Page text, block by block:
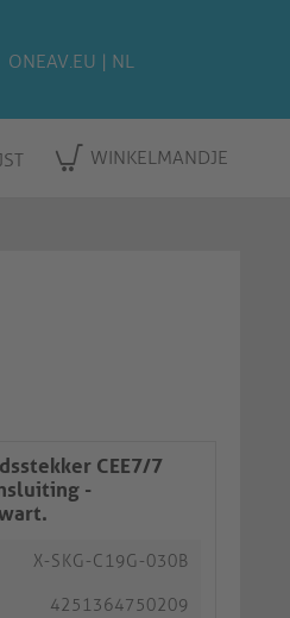
WINKELMANDJE
CEE7/7
-
X-SKG-C19G-030B
4251364750209